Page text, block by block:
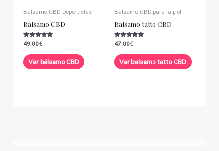
Bálsamo CBD Deportistas
Bálsamo CBD
Valorado con
de 5
49.00€
Ver bálsamo CBD
Bálsamo CBD para la piel
Bálsamo tatto CBD
Valorado con
de 5
47.00€
Ver balsamo tatto CBD